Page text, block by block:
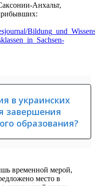
Анхальт,
в украинских
завершения
образования?
временной мерой,
место в